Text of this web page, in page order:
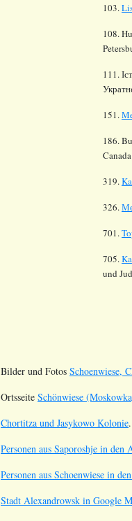
103.
108.
111.
151.
186.
319.
326.
701.
705.
und
Bilder und Fotos Schoenwiese,
Ortsseite Schönwiese
Chortitza und Jasykowo Kolonie.
Personen aus Saporoshje in
Personen aus Schoenwiese in
Stadt Alexandrowsk in Google